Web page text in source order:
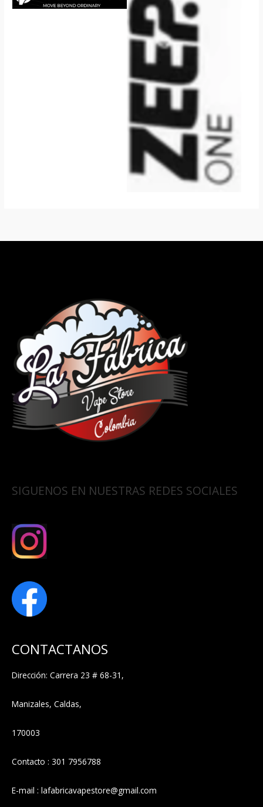
SIGUENOS EN NUESTRAS REDES SOCIALES
CONTACTANOS
Dirección: Carrera 23 # 68-31,
Manizales, Caldas,
170003
Contacto : 301 7956788
E-mail : lafabricavapestore@gmail.com